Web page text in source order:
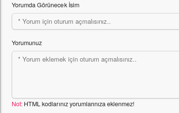
Yorumda Görünecek İsim
Yorumunuz
Not: HTML kodlarınız yorumlarınıza eklenmez!